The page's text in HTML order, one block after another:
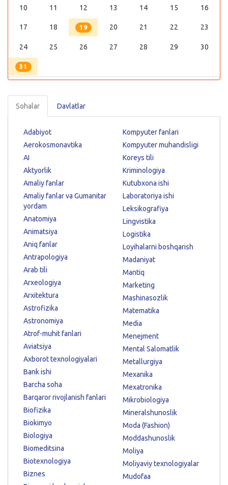
10 11 12 13 14 15 16
17 18 19 20 21 22 23
24 25 26 27 28 29 30
31
Sohalar Davlatlar
Adabiyot
Aerokosmonavtika
AI
Aktyorlik
Amaliy fanlar
Amaliy fanlar va Gumanitar
yordam
Anatomiya
Animatsiya
Aniq fanlar
Antrapologiya
Arab tili
Arxeologiya
Arxitektura
Astrofizika
Astronomiya
Atrof-muhit fanlari
Aviatsiya
Axborot texnologiyalari
Bank ishi
Barcha soha
Barqaror rivojlanish fanlari
Biofizika
Biokimyo
Biologiya
Biomeditsina
Biotexnologiya
Biznes
Kompyuter fanlari
Kompyuter muhandisligi
Koreys tili
Kriminologiya
Kutubxona ishi
Laboratoriya ishi
Leksikografiya
Lingvistika
Logistika
Loyihalarni boshqarish
Madaniyat
Mantiq
Marketing
Mashinasozlik
Matematika
Media
Menejment
Mental Salomatlik
Metallurgiya
Mexanika
Mexatronika
Mikrobiologiya
Mineralshunoslik
Moda (Fashion)
Moddashunoslik
Moliya
Moliyaviy texnologiyalar
Mudofaa